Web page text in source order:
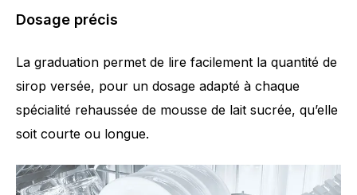
Dosage précis
La graduation permet de lire facilement la quantité de
sirop versée, pour un dosage adapté à chaque
spécialité rehaussée de mousse de lait sucrée, qu’elle
soit courte ou longue.